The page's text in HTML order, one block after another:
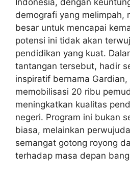
demografi yang melimpah,
besar untuk mencapai
potensi ini tidak akan
pendidikan yang kuat.
tantangan tersebut, hadir
inspiratif bernama
memobilisasi 20 ribu
meningkatkan kualitas
negeri. Program ini bukan
biasa, melainkan
semangat gotong royong
terhadap masa depan